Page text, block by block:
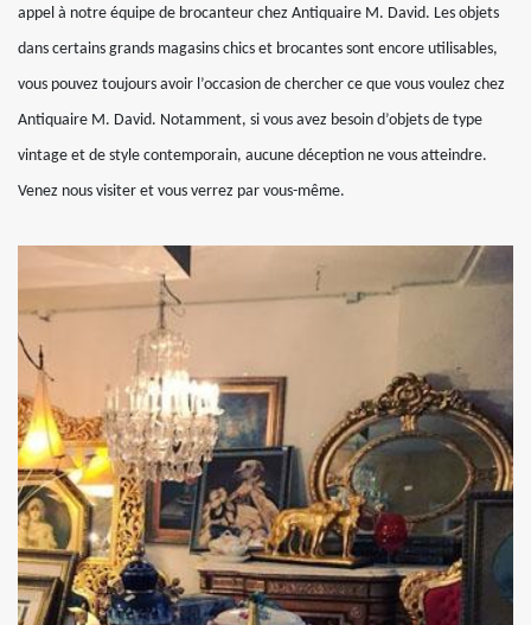
appel à notre équipe de brocanteur chez Antiquaire M. David. Les objets
dans certains grands magasins chics et brocantes sont encore utilisables,
vous pouvez toujours avoir l’occasion de chercher ce que vous voulez chez
Antiquaire M. David. Notamment, si vous avez besoin d’objets de type
vintage et de style contemporain, aucune déception ne vous atteindre.
Venez nous visiter et vous verrez par vous-même.